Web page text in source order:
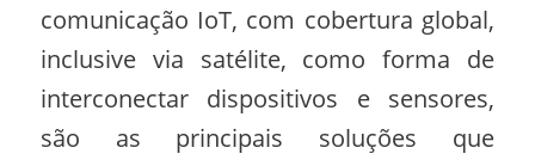
comunicação IoT, com cobertura global,
inclusive via satélite, como forma de
interconectar dispositivos e sensores,
são as principais soluções que